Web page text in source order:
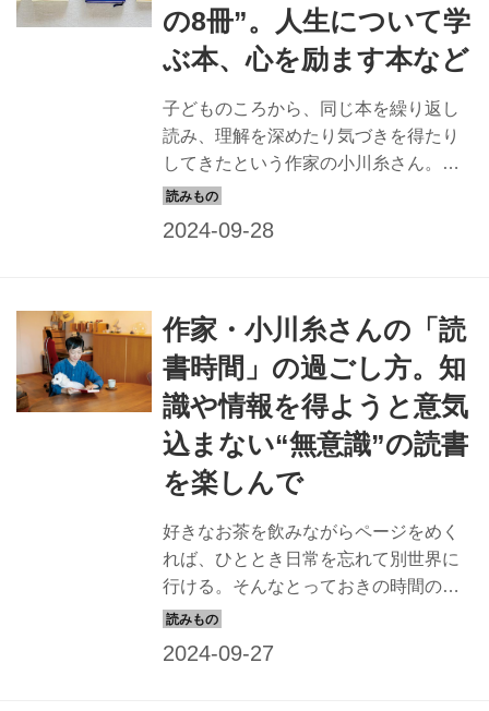
の8冊”。人生について学
ぶ本、心を励ます本など
子どものころから、同じ本を繰り返し
読み、理解を深めたり気づきを得たり
してきたという作家の小川糸さん。今
回は、小川さんが愛読する本のなかか
作家・小川糸さんの「読
書時間」の過ごし方。知
識や情報を得ようと意気
込まない“無意識”の読書
を楽しんで
好きなお茶を飲みながらページをめく
れば、ひととき日常を忘れて別世界に
行ける。そんなとっておきの時間の過
ごし方について、作家の小川糸さんに